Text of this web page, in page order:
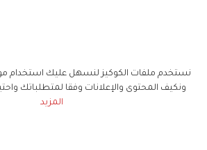
نستخدم ملفات الكوكيز لنسهل عليك استخدام
ونكيف المحتوى والإعلانات وفقا لمتطلباتك
المزيد